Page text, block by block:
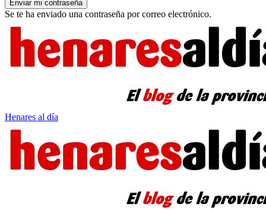
Se te ha enviado una contraseña por correo electrónico.
Henares al día